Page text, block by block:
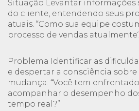
Situação Levantar informações
do cliente, entendendo seus
atuais. “Como sua equipe
processo de vendas
Problema Identificar as
e despertar a consciência sobre
mudança. “Você tem
acompanhar o desempenho
tempo real?”